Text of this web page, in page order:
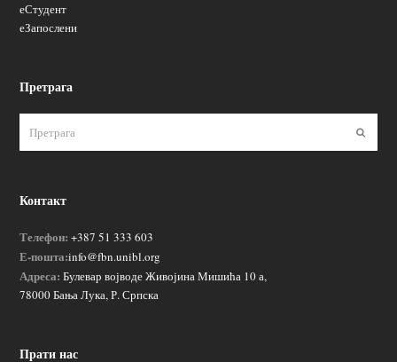
еСтудент
еЗапослени
Претрага
Контакт
Телефон: +387 51 333 603
Е-пошта:info@fbn.unibl.org
Адреса: Булевар војводе Живојина Мишића 10 а,
78000 Бања Лука, Р. Српска
Прати нас